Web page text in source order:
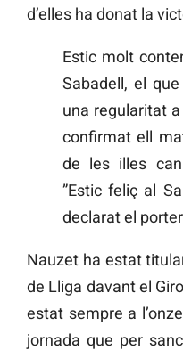
d’elles ha donat la
Estic molt
Sabadell, el
una regularitat
confirmat ell
de les illes
”Estic feliç al
declarat el
Nauzet ha estat
de Lliga davant el
estat sempre a
jornada que per